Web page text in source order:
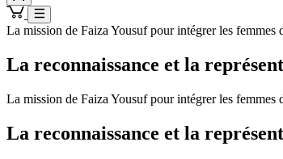
La mission de Faiza Yousuf pour intégrer les femmes
La reconnaissance et la
La mission de Faiza Yousuf pour intégrer les femmes
La reconnaissance et la